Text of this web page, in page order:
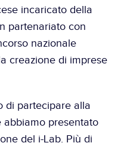
incaricato della
partenariato con
nazionale
creazione di imprese
di partecipare alla
abbiamo presentato
del i-Lab. Più di